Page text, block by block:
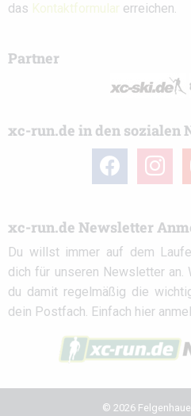
das Kontaktformular erreichen.
Partner
xc-run.de in den sozialen
facebook instagram
xc-run.de Newsletter
Du willst immer auf dem
dich für unseren Newsletter an.
du damit regelmäßig die
dein Postfach. Einfach hier
© 2026